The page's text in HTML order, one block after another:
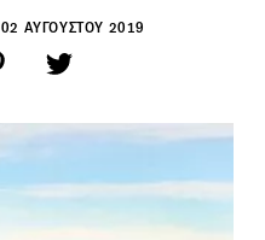
02 ΑΥΓΟΥΣΤΟΥ 2019